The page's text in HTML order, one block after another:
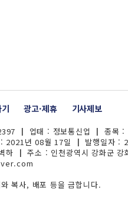
광고·제휴 기사제보
┃ 업태 : 정보통신업 ┃ 종목 :
2021년 08월 17일 ┃ 발행일자 :
하 ┃ 주소 : 인천광역시 강화군 강
복사, 배포 등을 금합니다.